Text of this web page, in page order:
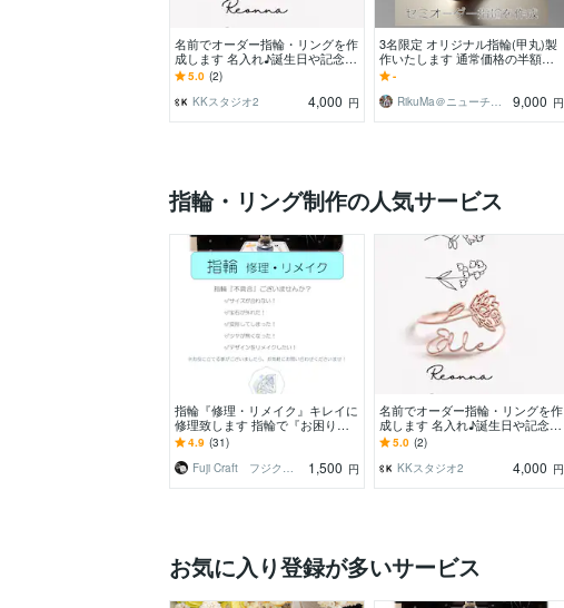
名前でオーダー指輪・リングを作
成します 名入れ♪誕生日や記念日
などのプレゼントにもおすすめ
5.0 (2)
KKスタジオ2
4,000 円
3名限定 オリジナル指輪(甲丸)製
作いたします 通常価格の半額以
下にいたしました！実績を作らせ
てください！
-
9,000 円
指輪・リング制作の人気サービス
指輪『修理・リメイク』キレイに
修理致します 指輪で『お困り
事』ございませんか？ ※業歴30
年
4.9 (31)
1,500 円
名前でオーダー指輪・リングを作
成します 名入れ♪誕生日や記念日
などのプレゼントにもおすすめ
5.0 (2)
KKスタジオ2
4,000 円
お気に入り登録が多いサービス